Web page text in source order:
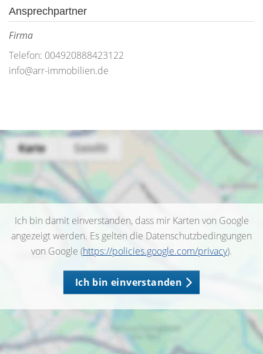
Ansprechpartner
Firma
Telefon: 004920888423122
info@arr-immobilien.de
Ich bin damit einverstanden, dass mir Karten von Google
angezeigt werden. Es gelten die Datenschutzbedingungen
von Google (https://policies.google.com/privacy).
Ich bin einverstanden